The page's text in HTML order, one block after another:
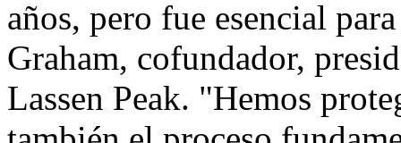
años, pero fue esencial
Graham, cofundador,
Lassen Peak. "Hemos